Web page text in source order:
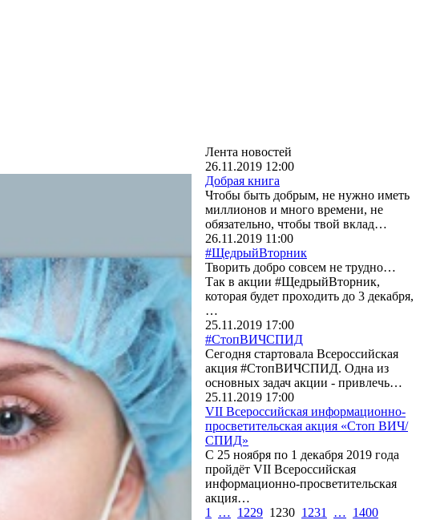
Лента новостей
26.11.2019 12:00
Добрая книга
Чтобы быть добрым, не нужно иметь
миллионов и много времени, не
обязательно, чтобы твой вклад…
26.11.2019 11:00
#ЩедрыйВторник
Творить добро совсем не трудно…
Так в акции #ЩедрыйВторник,
которая будет проходить до 3 декабря,
…
25.11.2019 17:00
#СтопВИЧСПИД
Сегодня стартовала Всероссийская
акция #СтопВИЧСПИД. Одна из
основных задач акции - привлечь…
25.11.2019 17:00
VII Всероссийская информационно-
просветительская акция «Стоп ВИЧ/
СПИД»
С 25 ноября по 1 декабря 2019 года
пройдёт VII Всероссийская
информационно-просветительская
акция…
1
… 1229 1230 1231 … 1400